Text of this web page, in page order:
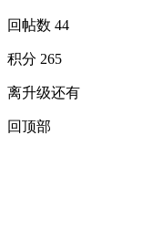
回帖数 44
积分 265
离升级还有
回顶部